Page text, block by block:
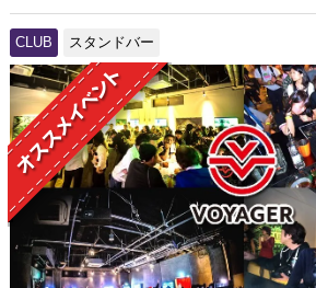
CLUB スタンドバー